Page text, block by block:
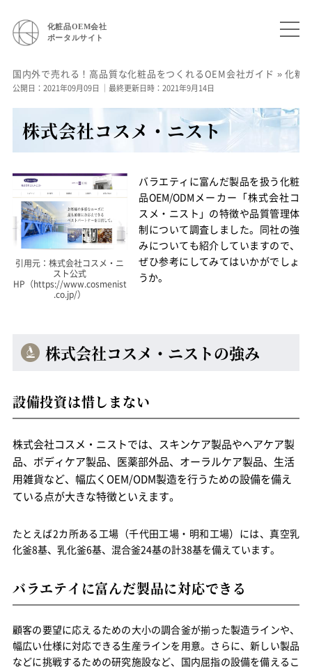
化粧品OEM会社
ポータルサイト
国内外で売れる！高品質な化粧品をつくれるOEM会社ガイド »化粧
公開日：2021年09月09日 ｜最終更新日時：2021年9月14日
株式会社コスメ・ニスト
引用元：株式会社コスメ・ニ
スト公式
HP（https://www.cosmenist
.co.jp/）
バラエティに富んだ製品を扱う化粧
品OEM/ODMメーカー「株式会社コ
スメ・ニスト」の特徴や品質管理体
制について調査しました。同社の強
みについても紹介していますので、
ぜひ参考にしてみてはいかがでしょ
うか。
株式会社コスメ・ニストの強み
設備投資は惜しまない
株式会社コスメ・ニストでは、スキンケア製品やヘアケア製
品、ボディケア製品、医薬部外品、オーラルケア製品、生活
用雑貨など、 幅広くOEM/ODM製造を行うための設備を備え
ている点が大きな特徴といえます。
たとえば2カ所ある工場（千代田工場・明和工場）には、真空乳
化釜8基、乳化釜6基、混合釜24基の計38基を備えています。
バラエテイに富んだ製品に対応できる
顧客の要望に応えるための大小の調合釜が揃った製造ラインや、
幅広い仕様に対応できる生産ラインを用意。さらに、新しい製品
などに挑戦するための研究施設など、国内屈指の設備を備えるこ